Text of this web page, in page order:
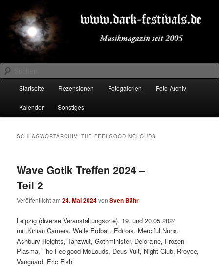
primären
Inhalt
springen
sekundären
Inhalt
springenDARK-FESTIVALS.DE
Suchen
Startseite Rezensionen Fotogalerien Foto-Archiv
Kalender Sonstiges
SCHLAGWORTARCHIV:THE FEELGOOD MCLOUDS
Wave Gotik Treffen 2024 –
Teil 2
Veröffentlicht am24. Mai 2024vonSven Bähr
Leipzig (diverse Veranstaltungsorte), 19. und 20.05.2024
mit Kirlian Camera, Welle:Erdball, Editors, Merciful Nuns,
Ashbury Heights, Tanzwut, Gothminister, Deloraine, Frozen
Plasma, The Feelgood McLouds, Deus Vult, Night Club, Rroyce,
Vanguard, Eric Fish